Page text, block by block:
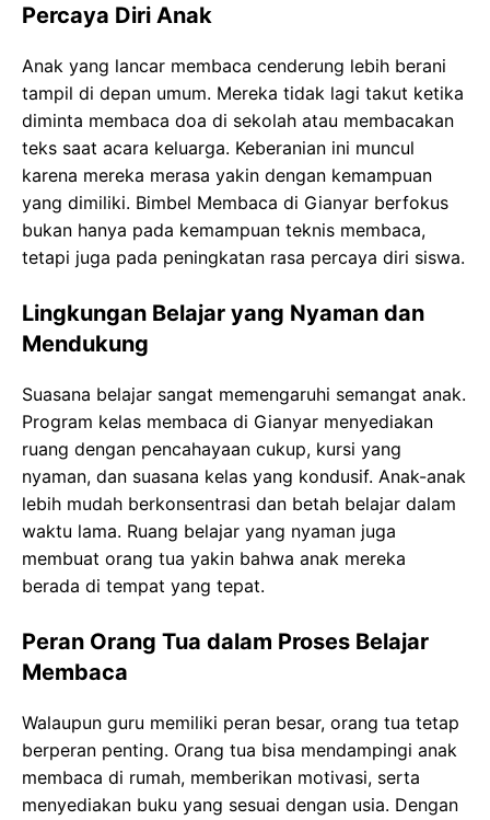
Percaya Diri Anak
Anak yang lancar membaca cenderung lebih berani
tampil di depan umum. Mereka tidak lagi takut ketika
diminta membaca doa di sekolah atau membacakan
teks saat acara keluarga. Keberanian ini muncul
karena mereka merasa yakin dengan kemampuan
yang dimiliki. Bimbel Membaca di Gianyar berfokus
bukan hanya pada kemampuan teknis membaca,
tetapi juga pada peningkatan rasa percaya diri siswa.
Lingkungan Belajar yang Nyaman dan
Mendukung
Suasana belajar sangat memengaruhi semangat anak.
Program kelas membaca di Gianyar menyediakan
ruang dengan pencahayaan cukup, kursi yang
nyaman, dan suasana kelas yang kondusif. Anak-anak
lebih mudah berkonsentrasi dan betah belajar dalam
waktu lama. Ruang belajar yang nyaman juga
membuat orang tua yakin bahwa anak mereka
berada di tempat yang tepat.
Peran Orang Tua dalam Proses Belajar
Membaca
Walaupun guru memiliki peran besar, orang tua tetap
berperan penting. Orang tua bisa mendampingi anak
membaca di rumah, memberikan motivasi, serta
menyediakan buku yang sesuai dengan usia. Dengan